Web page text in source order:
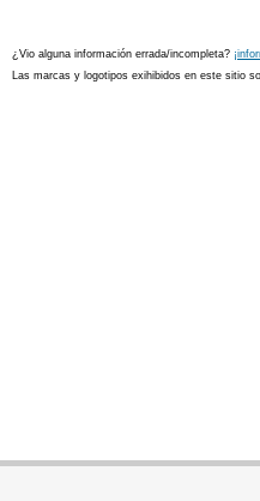
¿Vio alguna información errada/incompleta?
Las marcas y logotipos exihibidos en este sitio